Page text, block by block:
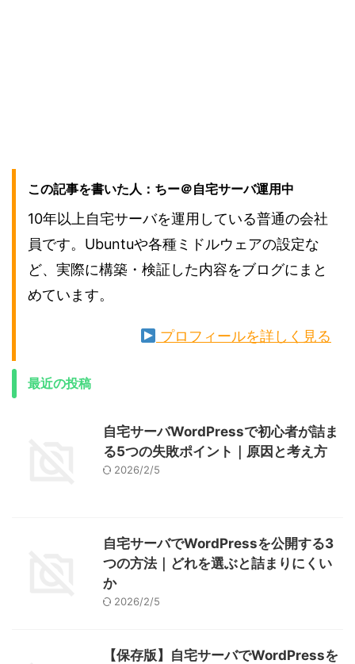
この記事を書いた人：ちー＠自宅サーバ運用中
10年以上自宅サーバを運用している普通の会社
員です。Ubuntuや各種ミドルウェアの設定な
ど、実際に構築・検証した内容をブログにまと
めています。
プロフィールを詳しく見る
最近の投稿
自宅サーバWordPressで初心者が詰ま
る5つの失敗ポイント｜原因と考え方
2026/2/5
自宅サーバでWordPressを公開する3
つの方法｜どれを選ぶと詰まりにくい
か
2026/2/5
【保存版】自宅サーバでWordPressを